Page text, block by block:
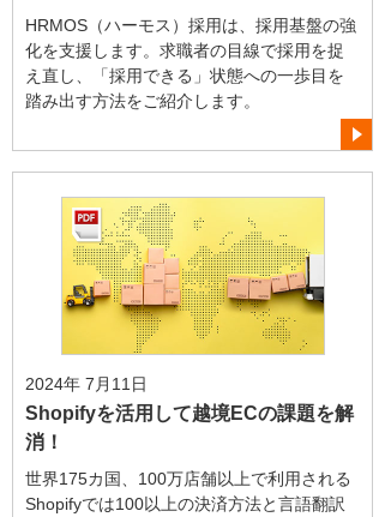
HRMOS（ハーモス）採用は、採用基盤の強
化を支援します。求職者の目線で採用を捉
え直し、「採用できる」状態への一歩目を
踏み出す方法をご紹介します。
2024年 7月11日
Shopifyを活用して越境ECの課題を解
消！
世界175カ国、100万店舗以上で利用される
Shopifyでは100以上の決済方法と言語翻訳